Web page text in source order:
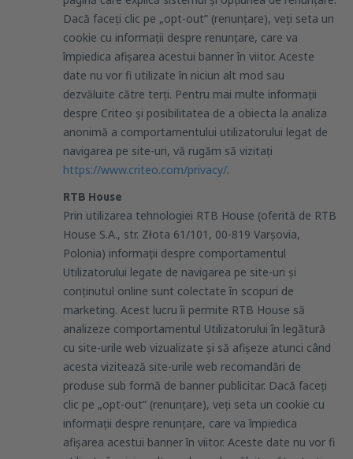
Dacă faceți clic pe „opt-out” (renunțare), veți seta un
cookie cu informații despre renunțare, care va
împiedica afișarea acestui banner în viitor. Aceste
date nu vor fi utilizate în niciun alt mod sau
dezvăluite către terți. Pentru mai multe informaţii
despre Criteo și posibilitatea de a obiecta la analiza
anonimă a comportamentului utilizatorului legat de
navigarea pe site-uri, vă rugăm să vizitați
https://www.criteo.com/privacy/.
RTB House
Prin utilizarea tehnologiei RTB House (oferită de RTB
House S.A., str. Złota 61/101, 00-819 Varșovia,
Polonia) informații despre comportamentul
Utilizatorului legate de navigarea pe site-uri și
conținutul online sunt colectate în scopuri de
marketing. Acest lucru îi permite RTB House să
analizeze comportamentul Utilizatorului în legătură
cu site-urile web vizualizate și să afișeze atunci când
acesta vizitează site-urile web recomandări de
produse sub formă de banner publicitar. Dacă faceți
clic pe „opt-out” (renunțare), veți seta un cookie cu
informații despre renunțare, care va împiedica
afișarea acestui banner în viitor. Aceste date nu vor fi